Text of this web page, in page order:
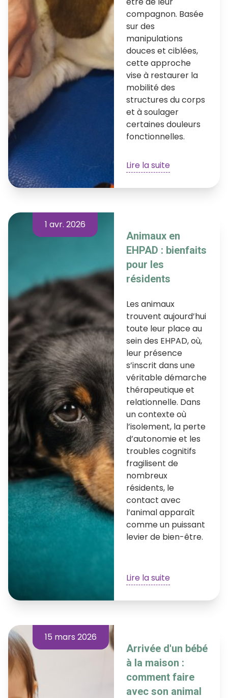
compagnon. Basée
sur des
manipulations
douces et ciblées,
cette approche
vise à restaurer la
mobilité des
structures du corps
et à soulager
certaines douleurs
fonctionnelles.
Lire la suite
1 avr. 2026
Animaux en
EHPAD : bienfaits
pour les
résidents
Les animaux
trouvent aujourd’hui
toute leur place au
sein des EHPAD, où,
leur présence
s’inscrit dans une
véritable démarche
thérapeutique et
relationnelle. Dans
un contexte où
l’isolement, la perte
d’autonomie et les
troubles cognitifs
fragilisent de
nombreux
résidents, le
contact avec
l’animal apparaît
comme un puissant
levier de bien-être.
Lire la suite
15 mars 2026
Arrivée d'un bébé
à la maison :
comment faire
avec son animal